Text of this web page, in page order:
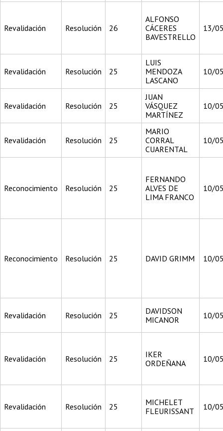
Revalidación Resolución 26
ALFONSO
CÁCERES
BAVESTRELLO
13/
Revalidación Resolución 25
LUIS
MENDOZA
LASCANO
10/
Revalidación Resolución 25
JUAN
VÁSQUEZ
MARTÍNEZ
10/
Revalidación Resolución 25
MARIO
CORRAL
CUARENTAL
10/
Reconocimiento Resolución 25
FERNANDO
ALVES DE
LIMA FRANCO
10/
Reconocimiento Resolución 25 DAVID GRIMM 10/
Revalidación Resolución 25
DAVIDSON
MICANOR
10/
Revalidación Resolución 25
IKER
ORDEÑANA
10/
Revalidación Resolución 25
MICHELET
FLEURISSANT
10/